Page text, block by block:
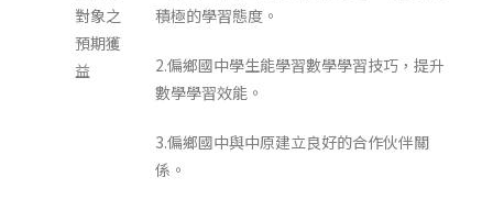
對象之
預期獲
益
積極的學習態度。
2.偏鄉國中學生能學習數學學習技巧，提升
數學學習效能。
3.偏鄉國中與中原建立良好的合作伙伴關
係。